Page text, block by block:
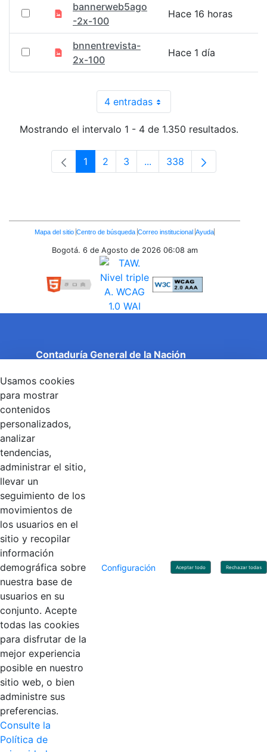
bannerweb5ago
-2x-100
Hace 16 horas
bnnentrevista-
2x-100
Hace 1 día
4 entradasPor página
Mostrando el intervalo 1 - 4 de 1.350 resultados.
Página
1 Página
2 Página
3 ...Páginas intermedias Use
Página
338
Enlaces
Inferiores
Mapa del sitio Centro de búsqueda Correo institucional Ayuda
Bogotá. 6 de Agosto de 2026 06:08 am
Contaduría General de la Nación
Entidad adscrita al Ministerio de Hacienda y Crédito
Público
Torre 1 (Aire) - Piso 15, Bogotá D.C., Colombia
Código Postal: 111071
Linkedin
Contacto
Línea de servicio al ciudadano: +57(601) 492 64 00
Correo Institucional:
Correo de notificaciones judiciales:
notificacionjudicial@contaduria.gov.co
Correo de Asuntos disciplinarios:
asuntosdisciplinarios@contaduria.gov.co
Línea Anticorrupción: +57(601) 492 64 00 Ext. 4
Política de privacidad y protección de datos personales
Política de derechos de autor
Términos y condiciones de uso
© Copyright 2026 - Todos los derechos reservados
Gobierno de Colombia
Usamos cookies
para mostrar
contenidos
personalizados,
analizar
tendencias,
administrar el sitio,
llevar un
seguimiento de los
movimientos de
los usuarios en el
sitio y recopilar
información
demográfica sobre
nuestra base de
usuarios en su
conjunto. Acepte
todas las cookies
para disfrutar de la
mejor experiencia
posible en nuestro
sitio web, o bien
administre sus
preferencias.
Consulte la
Política de
Configuración Aceptar todo Rechazar todas